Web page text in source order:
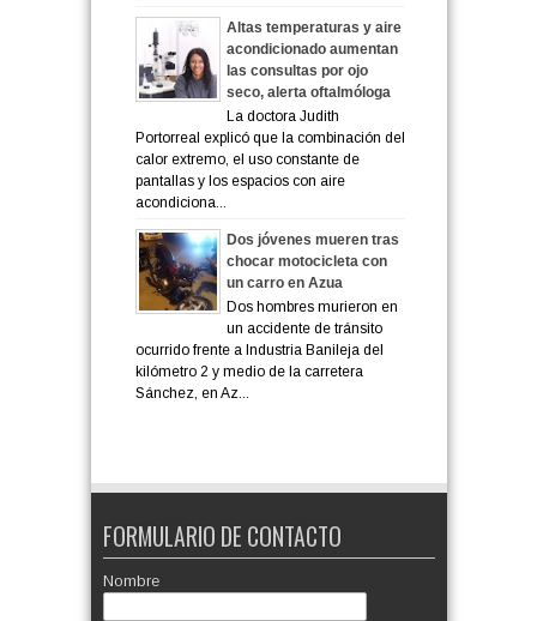
Altas temperaturas y aire
acondicionado aumentan
las consultas por ojo
seco, alerta oftalmóloga
La doctora Judith
Portorreal explicó que la combinación del
calor extremo, el uso constante de
pantallas y los espacios con aire
acondiciona...
Dos jóvenes mueren tras
chocar motocicleta con
un carro en Azua
Dos hombres murieron en
un accidente de tránsito
ocurrido frente a Industria Banileja del
kilómetro 2 y medio de la carretera
Sánchez, en Az...
FORMULARIO DE CONTACTO
Nombre